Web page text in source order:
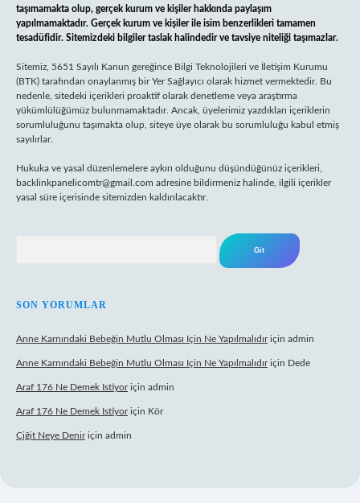
taşımamakta olup, gerçek kurum ve kişiler hakkında paylaşım
yapılmamaktadır. Gerçek kurum ve kişiler ile isim benzerlikleri tamamen
tesadüfidir. Sitemizdeki bilgiler taslak halindedir ve tavsiye niteliği taşımazlar.
Sitemiz, 5651 Sayılı Kanun gereğince Bilgi Teknolojileri ve İletişim Kurumu
(BTK) tarafından onaylanmış bir Yer Sağlayıcı olarak hizmet vermektedir. Bu
nedenle, sitedeki içerikleri proaktif olarak denetleme veya araştırma
yükümlülüğümüz bulunmamaktadır. Ancak, üyelerimiz yazdıkları içeriklerin
sorumluluğunu taşımakta olup, siteye üye olarak bu sorumluluğu kabul etmiş
sayılırlar.
Hukuka ve yasal düzenlemelere aykırı olduğunu düşündüğünüz içerikleri,
backlinkpanelicomtr@gmail.com adresine bildirmeniz halinde, ilgili içerikler
yasal süre içerisinde sitemizden kaldırılacaktır.
SON YORUMLAR
Anne Karnındaki Bebeğin Mutlu Olması Için Ne Yapılmalıdıriçin admin
Anne Karnındaki Bebeğin Mutlu Olması Için Ne Yapılmalıdıriçin Dede
Araf 176 Ne Demek Istiyoriçin admin
Araf 176 Ne Demek Istiyoriçin Kör
Çiğit Neye Deniriçin admin